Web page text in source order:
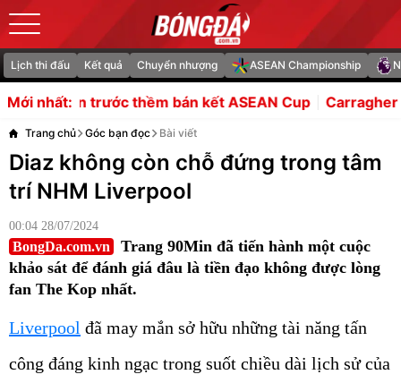
Lịch thi đấu Kết quả Chuyển nhượng ASEAN Championship
Mới nhất:
bán kết ASEAN Cup Carragher ấn tượng cách MU
Trang chủ Góc bạn đọc Bài viết
Diaz không còn chỗ đứng trong tâm
trí NHM Liverpool
00:04 28/07/2024
BongDa.com.vn
Trang 90Min đã tiến hành một cuộc
khảo sát để đánh giá đâu là tiền đạo không được lòng
fan The Kop nhất.
Liverpool đã may mắn sở hữu những tài năng tấn
công đáng kinh ngạc trong suốt chiều dài lịch sử của